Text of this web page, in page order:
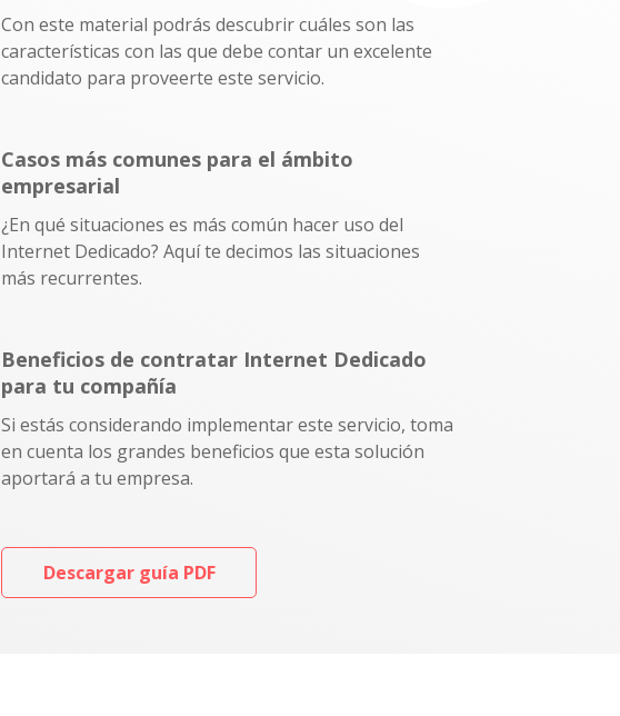
Con este material podrás descubrir cuáles son las
características con las que debe contar un excelente
candidato para proveerte este servicio.
Casos más comunes para el ámbito
empresarial
¿En qué situaciones es más común hacer uso del
Internet Dedicado? Aquí te decimos las situaciones
más recurrentes.
Beneficios de contratar Internet Dedicado
para tu compañía
Si estás considerando implementar este servicio, toma
en cuenta los grandes beneficios que esta solución
aportará a tu empresa.
Descargar guía PDF